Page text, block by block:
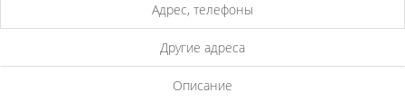
Адрес, телефоны
Другие адреса
Описание